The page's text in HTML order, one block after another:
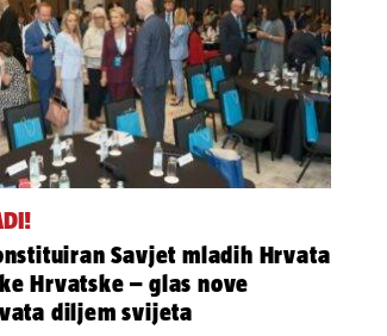
Savjet mladih Hrvata
Hrvatske – glas nove
diljem svijeta